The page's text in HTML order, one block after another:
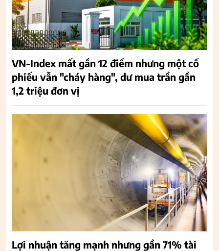
VN-Index mất gần 12 điểm nhưng một cổ
phiếu vẫn "cháy hàng", dư mua trần gần
1,2 triệu đơn vị
Lợi nhuận tăng mạnh nhưng gần 71% tài